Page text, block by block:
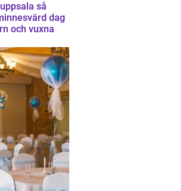
så
dag
och vuxna